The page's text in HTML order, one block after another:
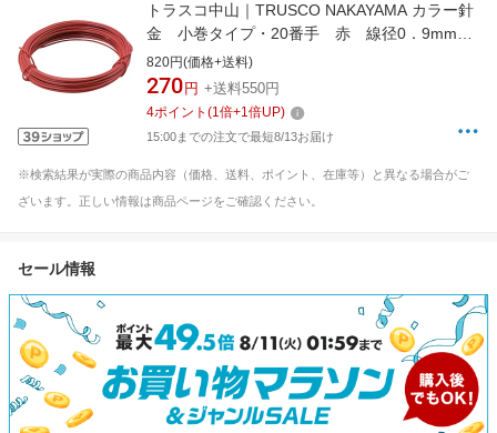
トラスコ中山｜TRUSCO NAKAYAMA カラー針
金 小巻タイプ・20番手 赤 線径0．9mm
TCWS09R
820円(価格+送料)
270 円 +送料550円
4ポイント (1倍+1倍UP)
15:00までの注文で最短8/13お届け
※検索結果が実際の商品内容（価格、送料、ポイント、在庫等）と異なる場合がご
ざいます。正しい情報は商品ページをご確認ください。
セール情報